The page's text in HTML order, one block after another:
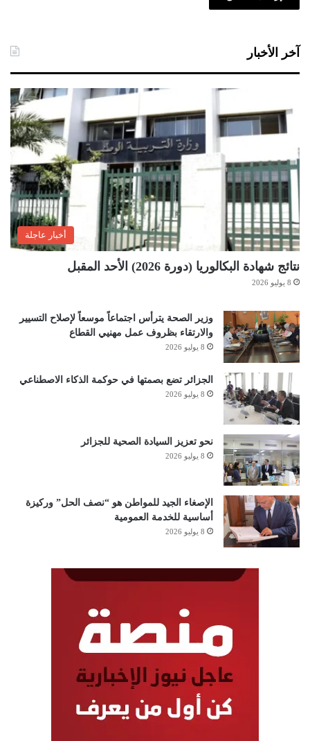
آخر الأخبار
أخبار عاجلة
نتائج شهادة البكالوريا (دورة 2026) الأحد المقبل
8 يوليو 2026
وزير الصحة يترأس اجتماعاً موسعاً لإصلاح التسيير
والارتقاء بظروف عمل مهنيي القطاع
8 يوليو 2026
الجزائر تضع بصمتها في حوكمة الذكاء الاصطناعي
8 يوليو 2026
نحو تعزيز السيادة الصحية للجزائر
8 يوليو 2026
الإصغاء الجيد للمواطن هو “نصف الحل” وركيزة
أساسية للخدمة العمومية
8 يوليو 2026